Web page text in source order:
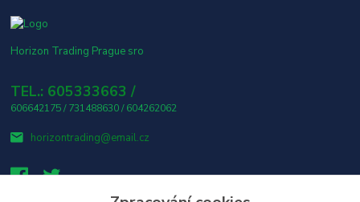
Horizon Trading Prague sro
TEL.: 605333663 /
606642175 / 731488630 / 604262062
horizontrading@email.cz